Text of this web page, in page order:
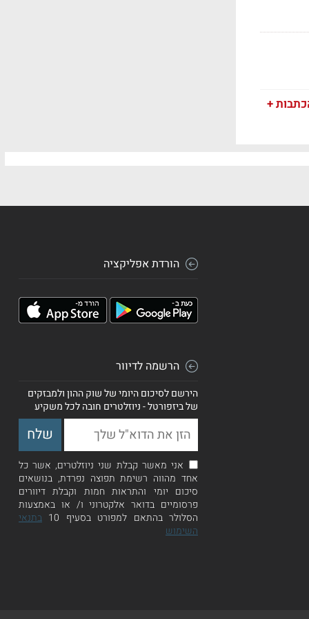
+
הורדת אפליקציה
הרשמה לדיוור
הירשם לסיכום היומי של שוק ההון ולמבזקים
של ביזפורטל - ניוזלטרים חובה לכל משקיע
אני מאשר קבלת שני ניוזלטרים, אשר כל
אחד מהווה רשימת תפוצה נפרדת, בנושאים
סיכום יומי והתראות חמות וקבלת דיוורים
פרסומיים בדואר אלקטרוני ו/ או באמצעות
הסלולר בהתאם למפורט בסעיף 10
בתנאי
השימוש